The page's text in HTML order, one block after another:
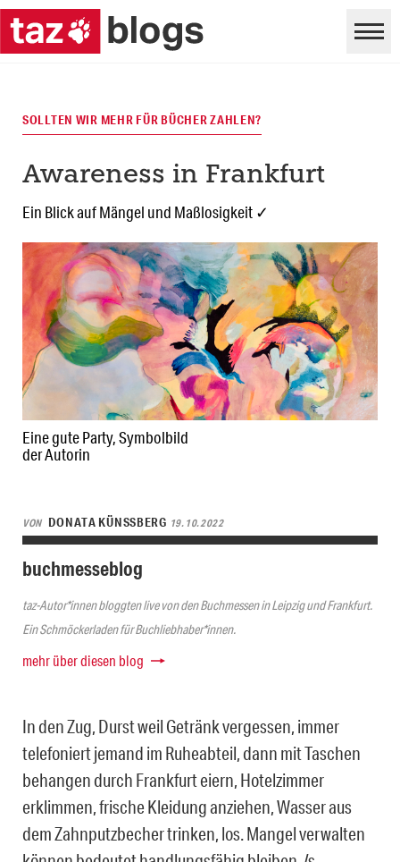
Eine gute Party, Symbolbild
der Autorin
SOLLTEN WIR MEHR FÜR BÜCHER ZAHLEN?
Awareness in Frankfurt
Ein Blick auf Mängel und Maßlosigkeit ✓
VON DONATA KÜNSSBERG 19.10.2022
buchmesseblog
taz-Autor*innen bloggten live von den Buchmessen in Leipzig und Frankfurt.
Ein Schmöckerladen für Buchliebhaber*innen.
mehr über diesen blog
In den Zug, Durst weil Getränk vergessen, immer
telefoniert jemand im Ruheabteil, dann mit Taschen
behangen durch Frankfurt eiern, Hotelzimmer
erklimmen, frische Kleidung anziehen, Wasser aus
dem Zahnputzbecher trinken, los.Mangel verwalten